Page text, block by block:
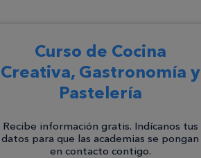
Curso de Cocina
Creativa, Gastronomía y
Pastelería
Recibe información gratis. Indícanos tus
datos para que las academias se pongan
en contacto contigo.